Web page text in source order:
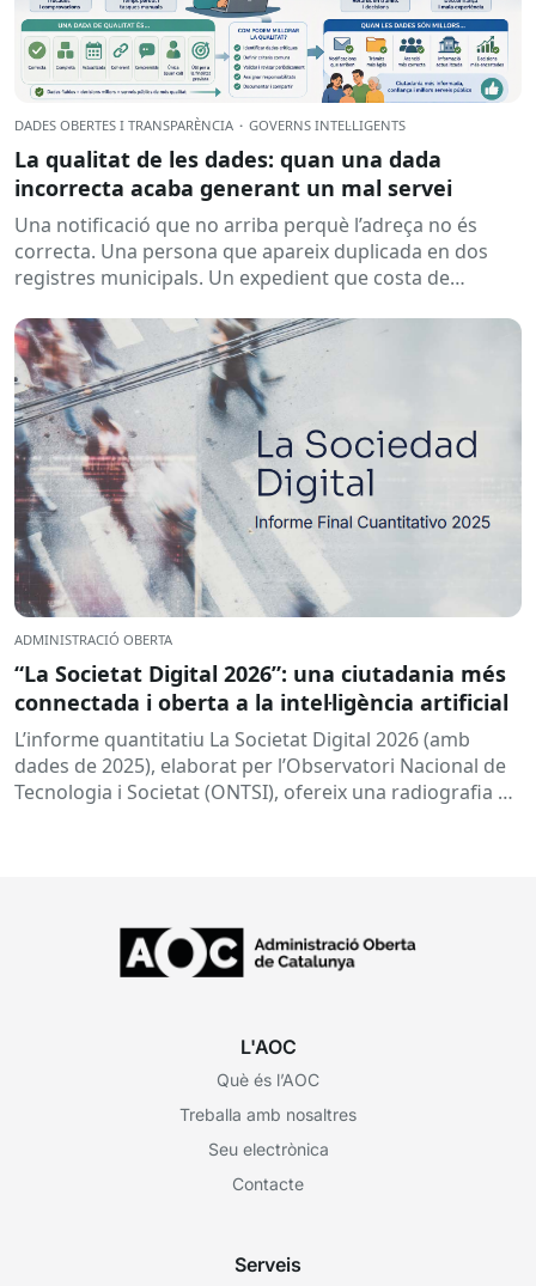
DADES OBERTES I TRANSPARÈNCIA · GOVERNS INTEL·LIGENTS
La qualitat de les dades: quan una dada
incorrecta acaba generant un mal servei
Una notificació que no arriba perquè l’adreça no és
correcta. Una persona que apareix duplicada en dos
registres municipals. Un expedient que costa de
ADMINISTRACIÓ OBERTA
“La Societat Digital 2026”: una ciutadania més
connectada i oberta a la intel·ligència artificial
L’informe quantitatiu La Societat Digital 2026 (amb
dades de 2025), elaborat per l’Observatori Nacional de
Tecnologia i Societat (ONTSI), ofereix una radiografia de
L'AOC
Què és l’AOC
Treballa amb nosaltres
Seu electrònica
Contacte
Serveis